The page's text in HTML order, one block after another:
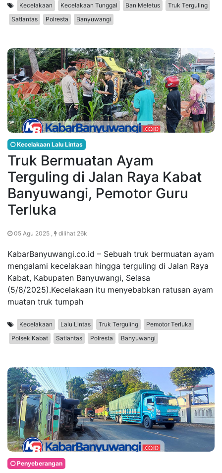
Kecelakaan Kecelakaan Tunggal Ban Meletus
Truk Terguling
Satlantas
Polresta Banyuwangi
Kecelakaan Lalu Lintas
Truk Bermuatan Ayam
Terguling di Jalan Raya Kabat
Banyuwangi, Pemotor Guru
Terluka
05 Agu 2025 , dilihat 26k
KabarBanyuwangi.co.id – Sebuah truk bermuatan ayam
mengalami kecelakaan hingga terguling di Jalan Raya
Kabat, Kabupaten Banyuwangi, Selasa
(5/8/2025).Kecelakaan itu menyebabkan ratusan ayam
muatan truk tumpah
Kecelakaan Lalu Lintas Truk Terguling
Pemotor Terluka
Polsek Kabat
Satlantas Polresta Banyuwangi
Penyeberangan